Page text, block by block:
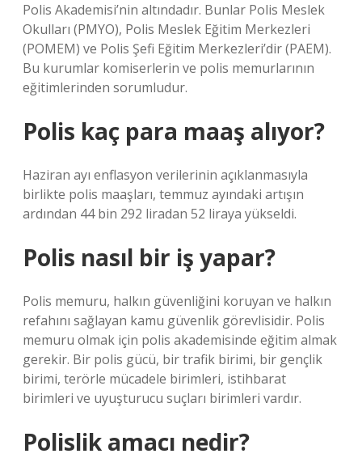
Polis Akademisi’nin altındadır. Bunlar Polis Meslek
Okulları (PMYO), Polis Meslek Eğitim Merkezleri
(POMEM) ve Polis Şefi Eğitim Merkezleri’dir (PAEM).
Bu kurumlar komiserlerin ve polis memurlarının
eğitimlerinden sorumludur.
Polis kaç para maaş alıyor?
Haziran ayı enflasyon verilerinin açıklanmasıyla
birlikte polis maaşları, temmuz ayındaki artışın
ardından 44 bin 292 liradan 52 liraya yükseldi.
Polis nasıl bir iş yapar?
Polis memuru, halkın güvenliğini koruyan ve halkın
refahını sağlayan kamu güvenlik görevlisidir. Polis
memuru olmak için polis akademisinde eğitim almak
gerekir. Bir polis gücü, bir trafik birimi, bir gençlik
birimi, terörle mücadele birimleri, istihbarat
birimleri ve uyuşturucu suçları birimleri vardır.
Polislik amacı nedir?